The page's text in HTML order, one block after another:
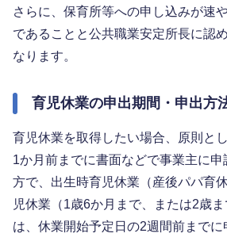
さらに、保育所等への申し込みが速
であることと公共職業安定所長に認
なります。
育児休業の申出期間・申出方
育児休業を取得したい場合、原則と
1か月前までに書面などで事業主に
方で、出生時育児休業（産後パパ育
児休業（1歳6か月まで、または2歳
は、休業開始予定日の2週間前までに